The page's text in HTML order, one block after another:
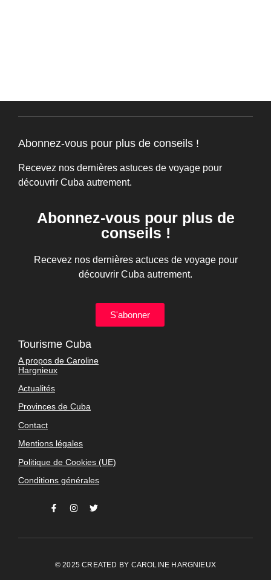
Abonnez-vous pour plus de conseils !
Recevez nos dernières astuces de voyage pour
découvrir Cuba autrement.
Abonnez-vous pour plus de
conseils !
Recevez nos dernières actuces de voyage pour
découvrir Cuba autrement.
S'abonner
Tourisme Cuba
A propos de Caroline
Hargnieux
Actualités
Provinces de Cuba
Contact
Mentions légales
Politique de Cookies (UE)
Conditions générales
© 2025 CREATED BY CAROLINE HARGNIEUX